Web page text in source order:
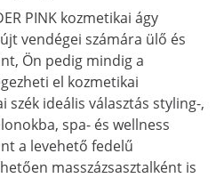
PINK kozmetikai ágy
vendégei számára ülő és
Ön pedig mindig a
el kozmetikai
szék ideális választás styling-,
spa- és wellness
a levehető fedelű
masszázsasztalként is